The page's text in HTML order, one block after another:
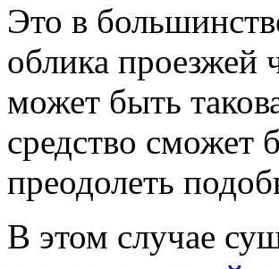
Это в
облика проезжей
может быть
средство сможет
преодолеть
В этом случае